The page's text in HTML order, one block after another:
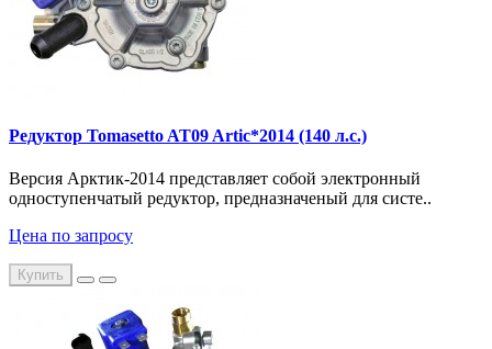
Редуктор Tomasetto AT09 Artic*2014 (140 л.с.)
Версия Арктик-2014 представляет собой электронный
одноступенчатый редуктор, предназначеный для систе..
Цена по запросу
Купить